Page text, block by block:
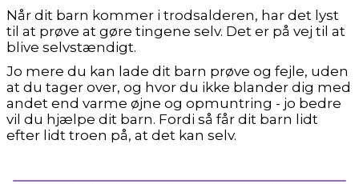
Når dit barn kommer i trodsalderen, har det lyst
til at prøve at gøre tingene selv. Det er på vej til at
blive selvstændigt.
Jo mere du kan lade dit barn prøve og fejle, uden
at du tager over, og hvor du ikke blander dig med
andet end varme øjne og opmuntring - jo bedre
vil du hjælpe dit barn. Fordi så får dit barn lidt
efter lidt troen på, at det kan selv.